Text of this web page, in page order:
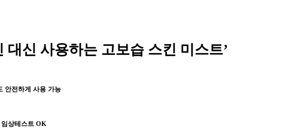
대신 사용하는 고보습 스킨 미스트’
안전하게 사용 가능
상테스트 OK